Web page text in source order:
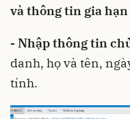
và thông tin gia
- Nhập thông tin
danh, họ và tên,
tính.